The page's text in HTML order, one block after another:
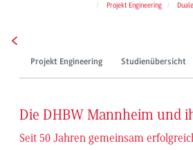
Projekt Engineering
Projekt Engineering Studienübersicht
Die DHBW Mannheim und
Seit 50 Jahren gemeinsam